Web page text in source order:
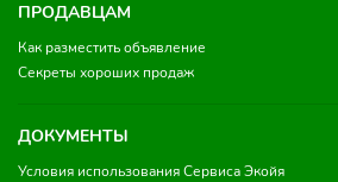
ПРОДАВЦАМ
Как разместить объявление
Секреты хороших продаж
ДОКУМЕНТЫ
Условия использования Сервиса Экойя